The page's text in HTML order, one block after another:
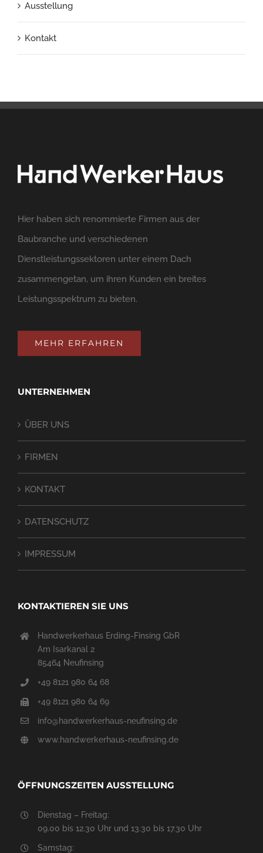
Ausstellung
Kontakt
Hier haben sich renommierte Firmen aus der
Baubranche und verschiedenen
Dienstleistungssektoren unter einem Dach
zusammengetan, um ihren Kunden ein breites
Leistungsspektrum zu bieten.
MEHR ERFAHREN
UNTERNEHMEN
ÜBER UNS
FIRMEN
KONTAKT
DATENSCHUTZ
IMPRESSUM
KONTAKTIEREN SIE UNS
Handwerkerhaus Erding-Finsing GbR
Am Isarkanal 2
85464 Neufinsing
+49 8121 980 64 68
+49 8121 980 64 69
info@handwerkerhaus-neufinsing.de
www.handwerkerhaus-neufinsing.de
ÖFFNUNGSZEITEN AUSSTELLUNG
Dienstag – Freitag:
09.00 bis 12.30 Uhr und 13.30 bis 17.30 Uhr
Samstag: